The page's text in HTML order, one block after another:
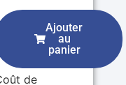
Ajouter
au
panier
de